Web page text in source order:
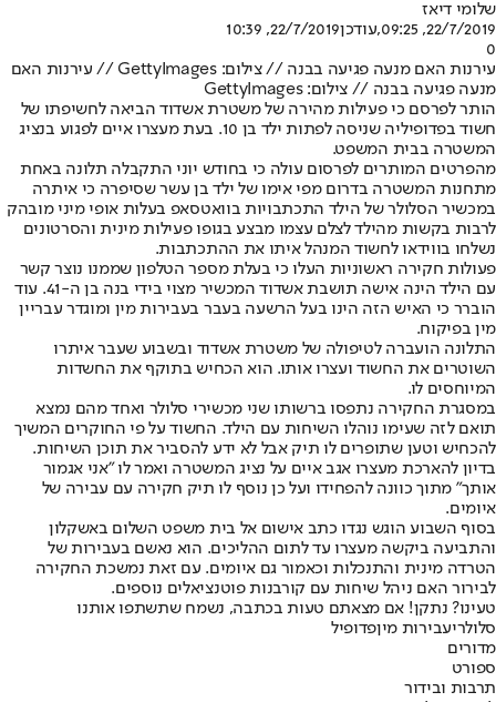
שלומי דיאז
22/7/2019, 09:25
,עודכן22/7/2019, 10:39
0
עירנות האם מנעה פגיעה בבנה // צילום: GettyImages // עירנות האם
מנעה פגיעה בבנה // צילום: GettyImages
הותר לפרסם כי פעילות מהירה של משטרת אשדוד הביאה לחשיפתו של
חשוד בפדופיליה שניסה לפתות ילד בן 10. בעת מעצרו איים לפגוע בנציג
המשטרה בבית המשפט.
מהפרטים המותרים לפרסום עולה כי בחודש יוני התקבלה תלונה באחת
מתחנות המשטרה בדרום מפי אימו של ילד בן עשר שסיפרה כי איתרה
במכשיר הסלולר של הילד התכתבויות בוואטסאפ בעלות אופי מיני מובהק
לרבות בקשות מהילד לצלם עצמו מבצע בגופו פעילות מינית והסרטונים
נשלחו בווידאו לחשוד המנהל איתו את ההתכתבות.
פעולות חקירה ראשוניות העלו כי בעלת מספר הטלפון שממנו נוצר קשר
עם הילד הינה אישה תושבת אשדוד המכשיר מצוי בידי בנה בן ה-41. עוד
הוברר כי האיש הזה הינו בעל הרשעה בעבר בעבירות מין ומוגדר עבריין
מין בפיקוח.
התלונה הועברה לטיפולה של משטרת אשדוד ובשבוע שעבר איתרו
השוטרים את החשוד ועצרו אותו. הוא הכחיש בתוקף את החשדות
המיוחסים לו.
במסגרת החקירה נתפסו ברשותו שני מכשירי סלולר ואחד מהם נמצא
תואם לזה שעימו נוהלו השיחות עם הילד. החשוד על פי החוקרים המשיך
להכחיש וטען שתופרים לו תיק אבל לא ידע להסביר את תוכן השיחות.
בדיון להארכת מעצרו אגב איים על נציג המשטרה ואמר לו "אני אגמור
אותך" מתוך כוונה להפחידו ועל כן נוסף לו תיק חקירה עם עבירה של
איומים.
בסוף השבוע הוגש נגדו כתב אישום אל בית משפט השלום באשקלון
והתביעה ביקשה מעצרו עד לתום ההליכים. הוא נאשם בעבירות של
הטרדה מינית והתנכלות וכאמור גם איומים. עם זאת נמשכת החקירה
לבירור האם ניהל שיחות עם קורבנות פוטנציאלים נוספים.
טעינו? נתקן! אם מצאתם טעות בכתבה, נשמח שתשתפו אותנו
סלולריעבירות מיןפדופיל
מדורים
ספורט
תרבות ובידור